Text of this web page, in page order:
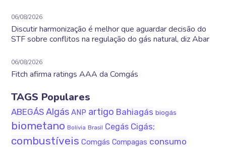
06/08/2026
Discutir harmonização é melhor que aguardar decisão do
STF sobre conflitos na regulação do gás natural, diz Abar
06/08/2026
Fitch afirma ratings AAA da Comgás
TAGS Populares
ABEGÁS Algás ANP artigo Bahiagás biogás
biometano Bolívia Brasil Cegás Cigás;
combustíveis Comgás Compagas consumo